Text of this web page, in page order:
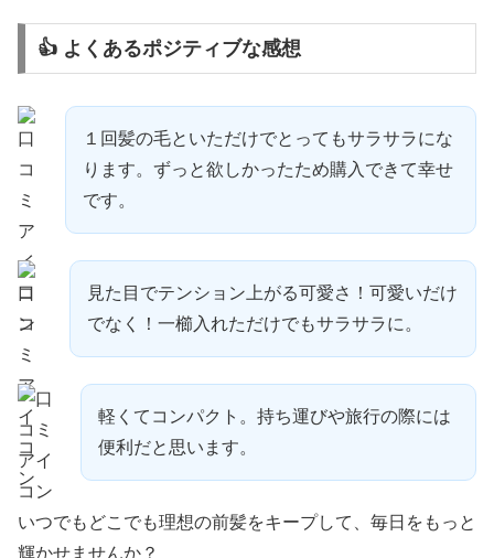
👍 よくあるポジティブな感想
１回髪の毛といただけでとってもサラサラにな
ります。ずっと欲しかったため購入できて幸せ
です。
見た目でテンション上がる可愛さ！可愛いだけ
でなく！一櫛入れただけでもサラサラに。
軽くてコンパクト。持ち運びや旅行の際には
便利だと思います。
いつでもどこでも理想の前髪をキープして、毎日をもっと
輝かせませんか？